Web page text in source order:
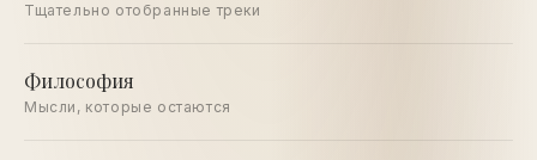
Тщательно отобранные треки
Философия
Мысли, которые остаются